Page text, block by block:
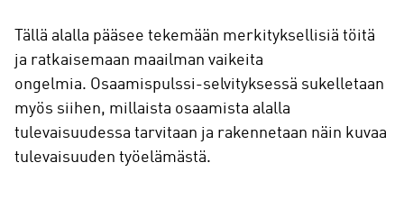
Tällä alalla pääsee tekemään merkityksellisiä töitä
ja ratkaisemaan maailman vaikeita
ongelmia. Osaamispulssi-selvityksessä sukelletaan
myös siihen, millaista osaamista alalla
tulevaisuudessa tarvitaan ja rakennetaan näin kuvaa
tulevaisuuden työelämästä.